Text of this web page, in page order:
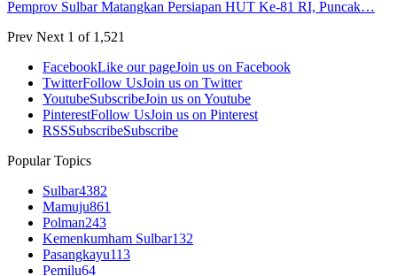
Pemprov Sulbar Matangkan Persiapan HUT Ke-81 RI, Puncak…
Prev Next 1 of 1,521
FacebookLike our pageJoin us on Facebook
TwitterFollow UsJoin us on Twitter
YoutubeSubscribeJoin us on Youtube
PinterestFollow UsJoin us on Pinterest
RSSSubscribeSubscribe
Popular Topics
Sulbar4382
Mamuju861
Polman243
Kemenkumham Sulbar132
Pasangkayu113
Pemilu64